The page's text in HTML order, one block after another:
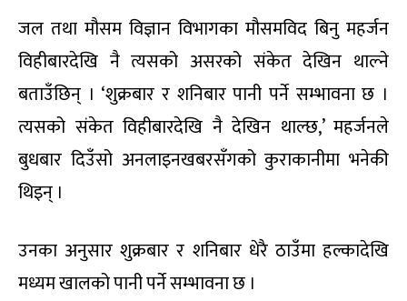
जल तथा मौसम विज्ञान विभागका मौसमविद बिनु महर्जन
विहीबारदेखि नै त्यसको असरको संकेत देखिन थाल्ने
बताउँछिन् । ‘शुक्रबार र शनिबार पानी पर्ने सम्भावना छ ।
त्यसको संकेत विहीबारदेखि नै देखिन थाल्छ,’ महर्जनले
बुधबार दिउँसो अनलाइनखबरसँगको कुराकानीमा भनेकी
थिइन् ।
उनका अनुसार शुक्रबार र शनिबार धेरै ठाउँमा हल्कादेखि
मध्यम खालको पानी पर्ने सम्भावना छ ।